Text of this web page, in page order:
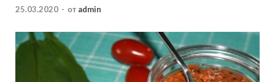
25.03.2020 - от admin